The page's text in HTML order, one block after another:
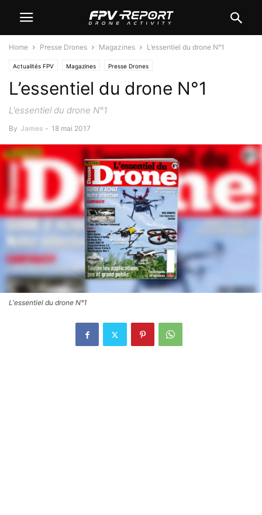
Home Presse Drones Magazines L’essentiel du drone N°1
Actualités FPV Magazines Presse Drones
L’essentiel du drone N°1
L'essentiel du drone N°1
By James - 18 mai 2017
L'essentiel du drone N°1